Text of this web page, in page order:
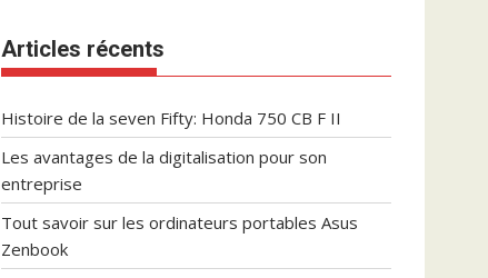
Articles récents
Histoire de la seven Fifty: Honda 750 CB F II
Les avantages de la digitalisation pour son
entreprise
Tout savoir sur les ordinateurs portables Asus
Zenbook